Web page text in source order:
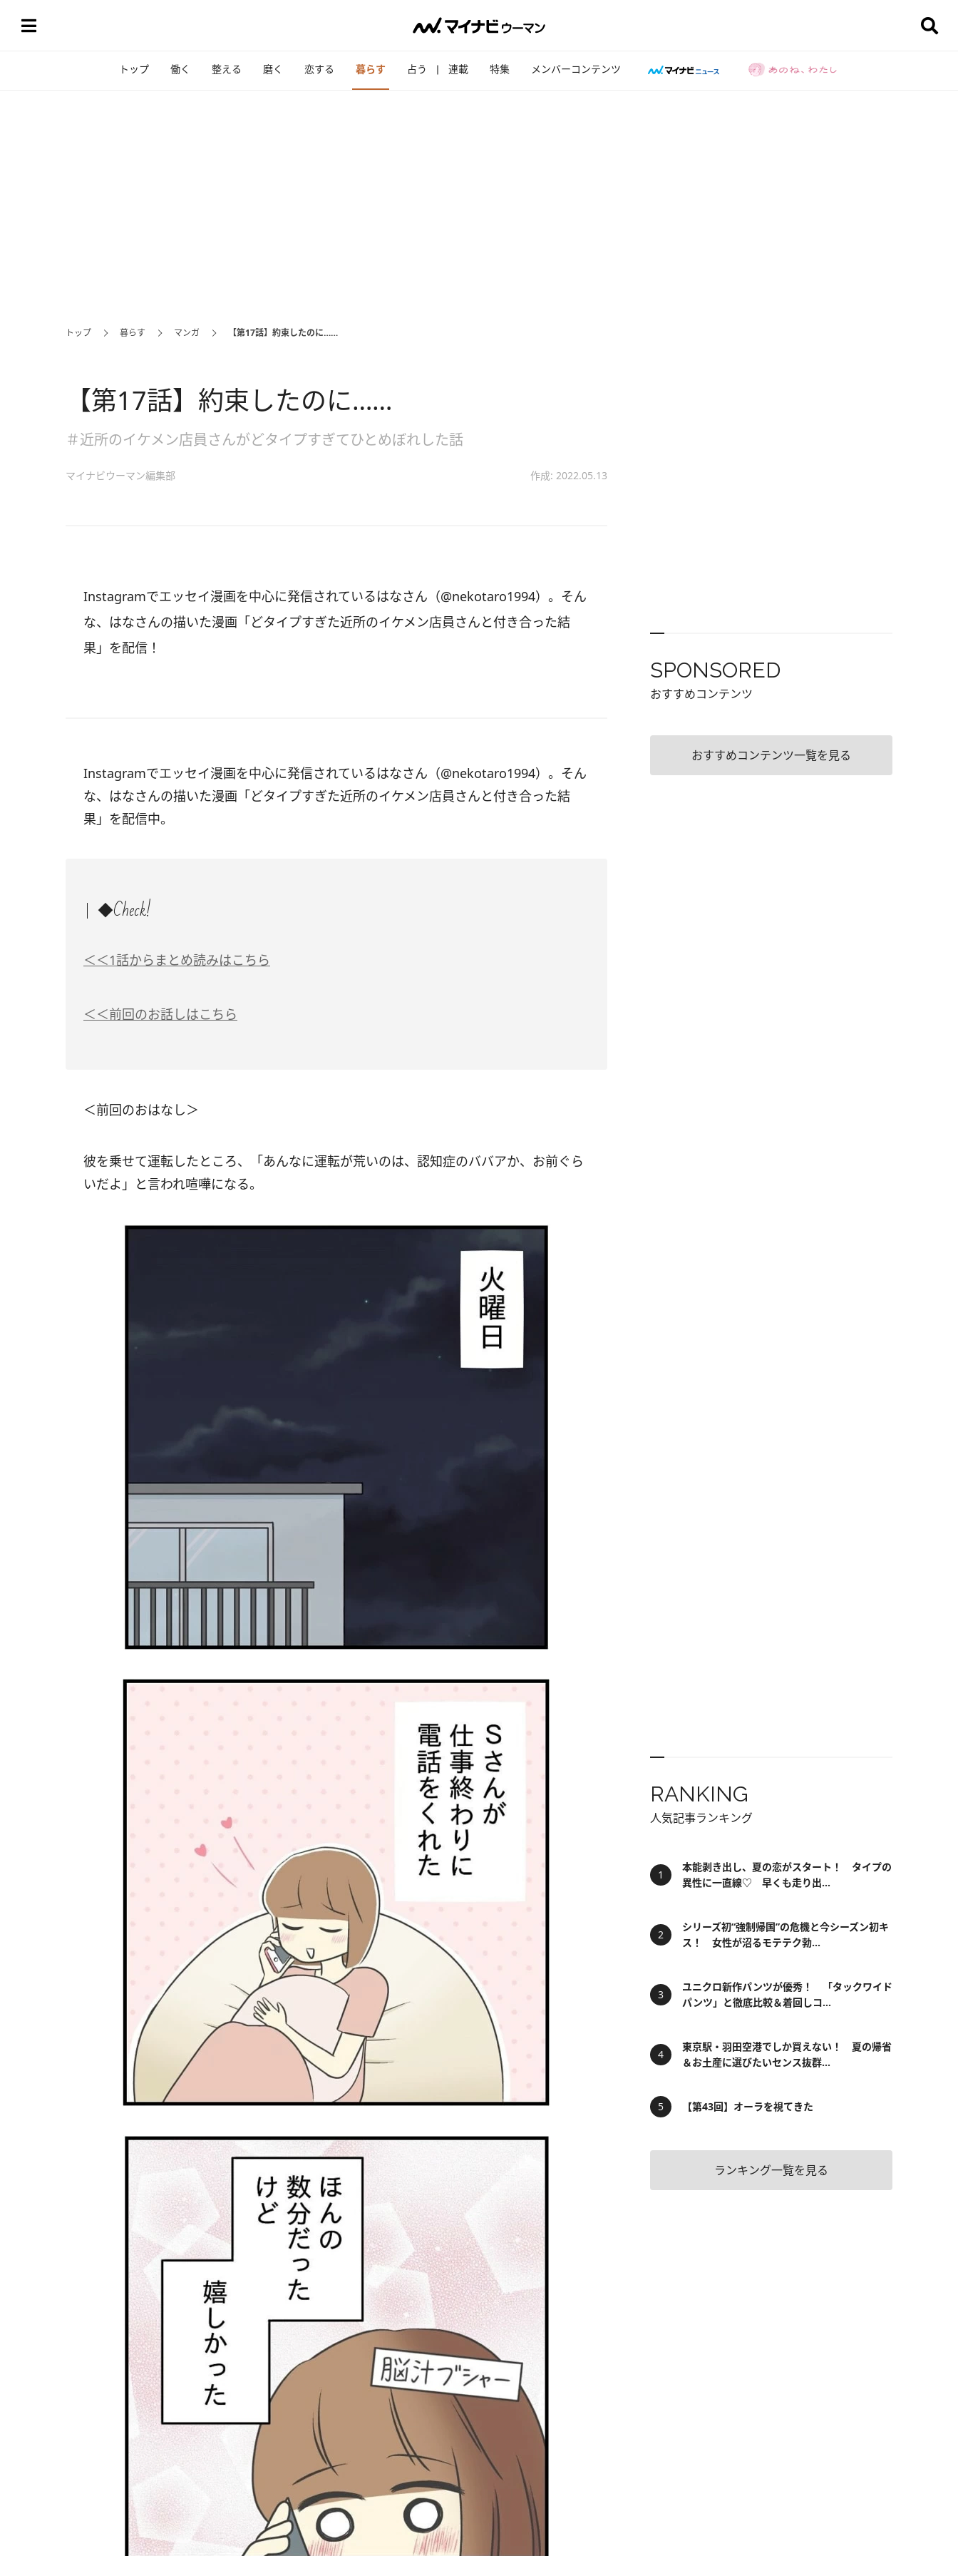
トップ 働く 整える 磨く 恋する 暮らす 占う 連載 特集 メンバーコンテンツ
トップ 暮らす マンガ 【第17話】約束したのに……
【第17話】約束したのに……
＃近所のイケメン店員さんがどタイプすぎてひとめぼれした話
マイナビウーマン編集部 作成: 2022.05.13
Instagramでエッセイ漫画を中心に発信されているはなさん（@nekotaro1994）。そん
な、はなさんの描いた漫画「どタイプすぎた近所のイケメン店員さんと付き合った結
果」を配信！
Instagramでエッセイ漫画を中心に発信されているはなさん（@nekotaro1994）。そん
な、はなさんの描いた漫画「どタイプすぎた近所のイケメン店員さんと付き合った結
果」を配信中。
◆Check!
＜＜1話からまとめ読みはこちら
＜＜前回のお話しはこちら
＜前回のおはなし＞
彼を乗せて運転したところ、「あんなに運転が荒いのは、認知症のババアか、お前ぐら
いだよ」と言われ喧嘩になる。
SPONSORED
おすすめコンテンツ
おすすめコンテンツ一覧を見る
RANKING
人気記事ランキング
本能剥き出し、夏の恋がスタート！ タイプの
異性に一直線♡ 早くも走り出...
シリーズ初“強制帰国”の危機と今シーズン初キ
ス！ 女性が沼るモテテク勃...
ユニクロ新作パンツが優秀！ 「タックワイド
パンツ」と徹底比較＆着回しコ...
東京駅・羽田空港でしか買えない！ 夏の帰省
＆お土産に選びたいセンス抜群...
【第43回】オーラを視てきた
ランキング一覧を見る